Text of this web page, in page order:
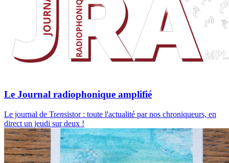
Le Journal radiophonique amplifié
Le journal de Trensistor : toute l'actualité par nos chroniqueurs, en
direct un jeudi sur deux !